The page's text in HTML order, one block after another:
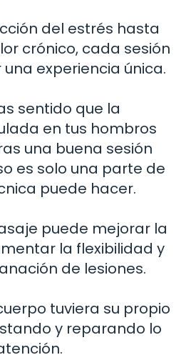
del estrés hasta
crónico, cada sesión
experiencia única.
sentido que la
en tus hombros
una buena sesión
es solo una parte de
puede hacer.
puede mejorar la
la flexibilidad y
de lesiones.
tuviera su propio
y reparando lo